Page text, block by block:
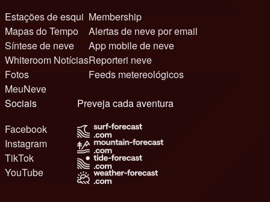
Estações de esqui
Mapas do Tempo
Síntese de neve
Whiteroom Notícias
Fotos
MeuNeve
Membership
Alertas de neve por email
App mobile de neve
Reporteri neve
Feeds metereológicos
Sociais
Facebook
Instagram
TikTok
YouTube
Preveja cada aventura